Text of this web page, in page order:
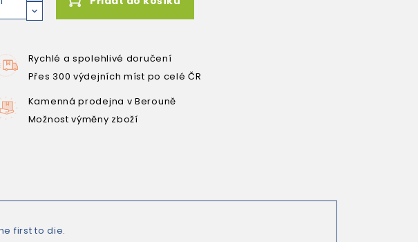
Rychlé a spolehlivé doručení
Přes 300 výdejních míst po celé ČR
Kamenná prodejna v Berouně
Možnost výměny zboží
first to die.